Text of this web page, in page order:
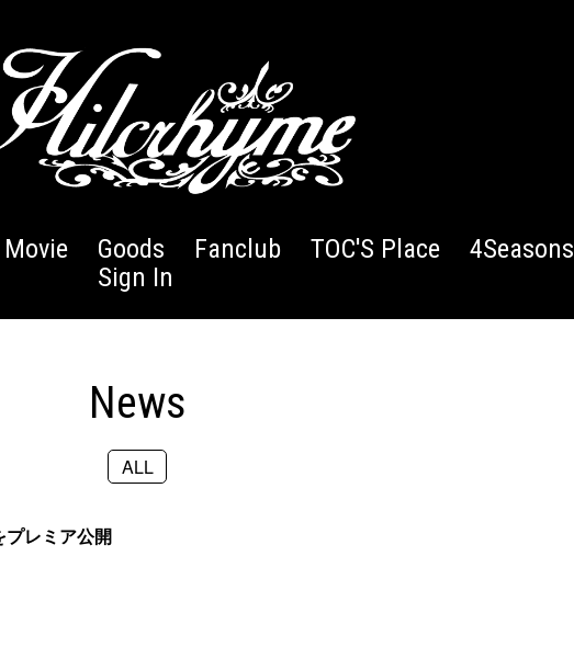
Movie Goods Fanclub TOC'S Place 4Seasons
Sign In
News
ALL
レミア公開